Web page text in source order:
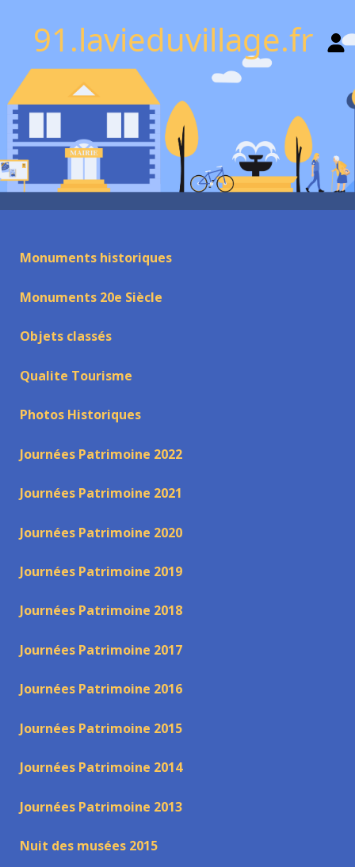
91.lavieduvillage.fr
Monuments historiques
Monuments 20e Siècle
Objets classés
Qualite Tourisme
Photos Historiques
Journées Patrimoine 2022
Journées Patrimoine 2021
Journées Patrimoine 2020
Journées Patrimoine 2019
Journées Patrimoine 2018
Journées Patrimoine 2017
Journées Patrimoine 2016
Journées Patrimoine 2015
Journées Patrimoine 2014
Journées Patrimoine 2013
Nuit des musées 2015